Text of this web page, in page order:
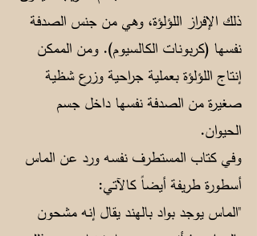
ذلك الإفراز اللؤلؤة، وهي من جنس الصدفة
نفسها (كربونات الكالسيوم). ومن الممكن
إنتاج اللؤلؤة بعملية جراحية وزرع شظية
صغيرة من الصدفة نفسها داخل جسم
الحيوان.
وفي كتاب المستطرف نفسه ورد عن الماس
أسطورة طريفة أيضاً كالآتي:
"الماس يوجد بواد بالهند يقال إنه مشحون